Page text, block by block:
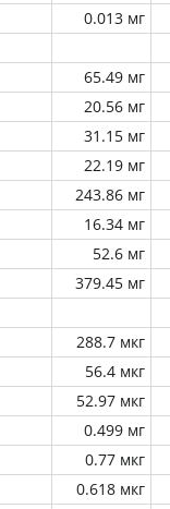
0.013 мг
65.49 мг
20.56 мг
31.15 мг
22.19 мг
243.86 мг
16.34 мг
52.6 мг
379.45 мг
288.7 мкг
56.4 мкг
52.97 мкг
0.499 мг
0.77 мкг
0.618 мкг